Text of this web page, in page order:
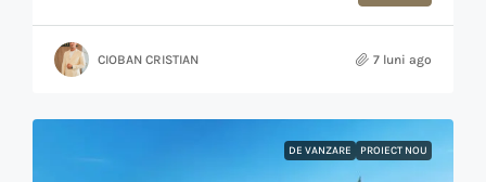
CIOBAN CRISTIAN 7 luni ago
DE VANZARE PROIECT NOU